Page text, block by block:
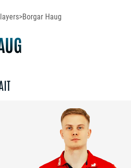
>Borgar Haug